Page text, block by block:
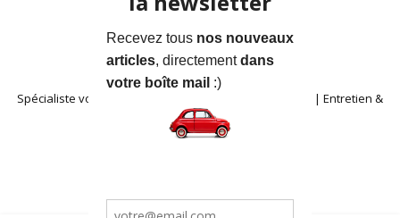
Spécialiste voitures anciennes en Provence | Location | Entretien &
Restauration | Blog